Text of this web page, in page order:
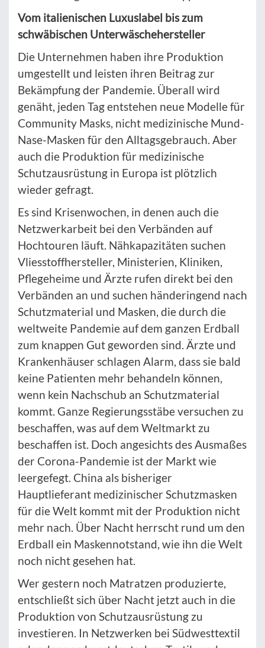
Vom italienischen Luxuslabel bis zum
schwäbischen Unterwäschehersteller
Die Unternehmen haben ihre Produktion
umgestellt und leisten ihren Beitrag zur
Bekämpfung der Pandemie. Überall wird
genäht, jeden Tag entstehen neue Modelle für
Community Masks, nicht medizinische Mund-
Nase-Masken für den Alltagsgebrauch. Aber
auch die Produktion für medizinische
Schutzausrüstung in Europa ist plötzlich
wieder gefragt.
Es sind Krisenwochen, in denen auch die
Netzwerkarbeit bei den Verbänden auf
Hochtouren läuft. Nähkapazitäten suchen
Vliesstoffhersteller, Ministerien, Kliniken,
Pflegeheime und Ärzte rufen direkt bei den
Verbänden an und suchen händeringend nach
Schutzmaterial und Masken, die durch die
weltweite Pandemie auf dem ganzen Erdball
zum knappen Gut geworden sind. Ärzte und
Krankenhäuser schlagen Alarm, dass sie bald
keine Patienten mehr behandeln können,
wenn kein Nachschub an Schutzmaterial
kommt. Ganze Regierungsstäbe versuchen zu
beschaffen, was auf dem Weltmarkt zu
beschaffen ist. Doch angesichts des Ausmaßes
der Corona-Pandemie ist der Markt wie
leergefegt. China als bisheriger
Hauptlieferant medizinischer Schutzmasken
für die Welt kommt mit der Produktion nicht
mehr nach. Über Nacht herrscht rund um den
Erdball ein Maskennotstand, wie ihn die Welt
noch nicht gesehen hat.
Wer gestern noch Matratzen produzierte,
entschließt sich über Nacht jetzt auch in die
Produktion von Schutzausrüstung zu
investieren. In Netzwerken bei Südwesttextil